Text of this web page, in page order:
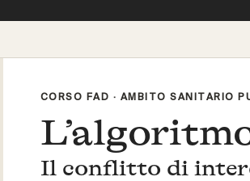
CORSO FAD · AMBITO SANITARIO
Il conflitto di